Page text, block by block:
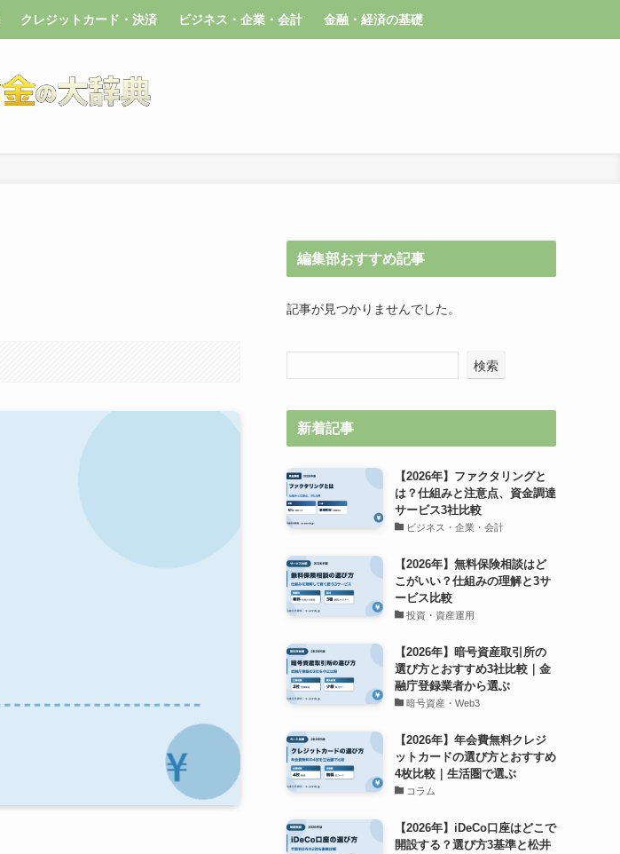
クレジットカード・決済 ビジネス・企業・会計 金融・経済の基礎
編集部おすすめ記事
記事が見つかりませんでした。
検索
新着記事
【2026年】ファクタリングと
は？仕組みと注意点、資金調達
サービス3社比較
ビジネス・企業・会計
【2026年】無料保険相談はど
こがいい？仕組みの理解と3サ
ービス比較
投資・資産運用
【2026年】暗号資産取引所の
選び方とおすすめ3社比較｜金
融庁登録業者から選ぶ
暗号資産・Web3
【2026年】年会費無料クレジ
ットカードの選び方とおすすめ
4枚比較｜生活圏で選ぶ
コラム
【2026年】iDeCo口座はどこで
開設する？選び方3基準と松井